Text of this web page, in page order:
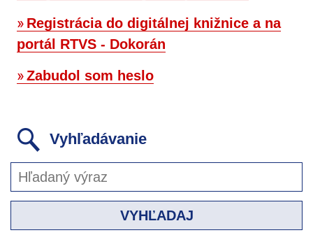
Registrácia do digitálnej knižnice a na
portál RTVS - Dokorán
Zabudol som heslo
Vyhľadávanie
VYHĽADAJ